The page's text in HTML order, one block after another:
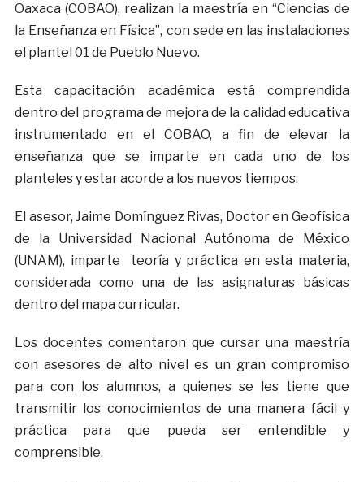
Oaxaca (COBAO), realizan la maestría en “Ciencias de
la Enseñanza en Física”, con sede en las instalaciones
el plantel 01 de Pueblo Nuevo.
Esta capacitación académica está comprendida
dentro del programa de mejora de la calidad educativa
instrumentado en el COBAO, a fin de elevar la
enseñanza que se imparte en cada uno de los
planteles y estar acorde a los nuevos tiempos.
El asesor, Jaime Domínguez Rivas, Doctor en Geofísica
de la Universidad Nacional Autónoma de México
(UNAM), imparte teoría y práctica en esta materia,
considerada como una de las asignaturas básicas
dentro del mapa curricular.
Los docentes comentaron que cursar una maestría
con asesores de alto nivel es un gran compromiso
para con los alumnos, a quienes se les tiene que
transmitir los conocimientos de una manera fácil y
práctica para que pueda ser entendible y
comprensible.